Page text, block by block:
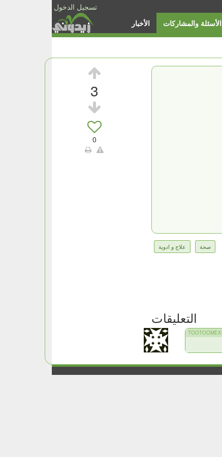
تسجيل الدخول
الأخبار الأسئلة والمشاركات
3
0
صحة علاج و ادوية
التعليقات